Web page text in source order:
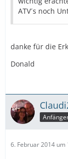
ATV´s noch
danke für die
Donald
6. Februar 2014 um